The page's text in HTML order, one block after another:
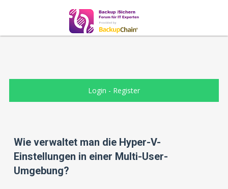
Login - Register
Wie verwaltet man die Hyper-V-
Einstellungen in einer Multi-User-
Umgebung?